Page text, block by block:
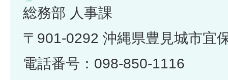
総務部 人事課
〒901-0292 沖縄県豊見城市宜
電話番号：098-850-1116